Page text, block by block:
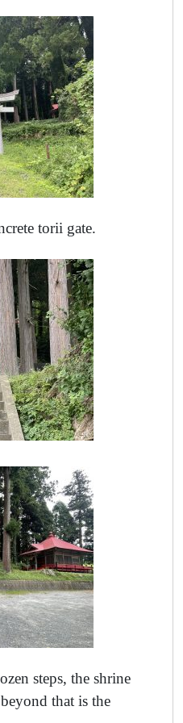
torii gate.
steps, the shrine
that is the